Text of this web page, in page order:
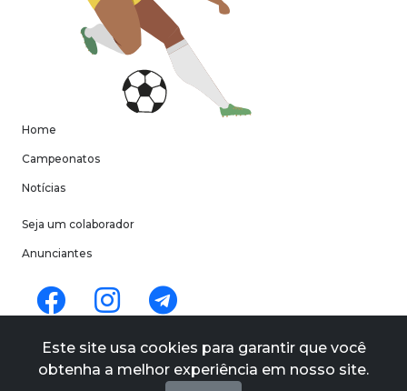
Home
Campeonatos
Notícias
Seja um colaborador
Anunciantes
Políticas de privacidade
Este site usa cookies para garantir que você
obtenha a melhor experiência em nosso site.